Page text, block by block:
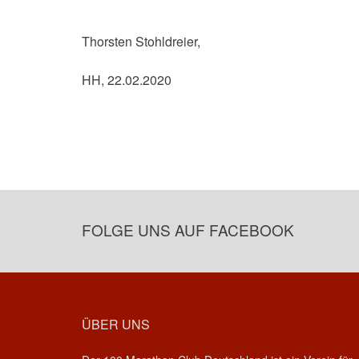
Thorsten Stohldreier,
HH, 22.02.2020
FOLGE UNS AUF FACEBOOK
ÜBER UNS